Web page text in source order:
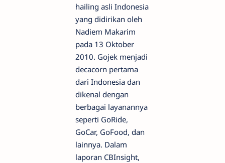
hailing asli Indonesia
yang didirikan oleh
Nadiem Makarim
pada 13 Oktober
2010. Gojek menjadi
decacorn pertama
dari Indonesia dan
dikenal dengan
berbagai layanannya
seperti GoRide,
GoCar, GoFood, dan
lainnya. Dalam
laporan CBInsight,